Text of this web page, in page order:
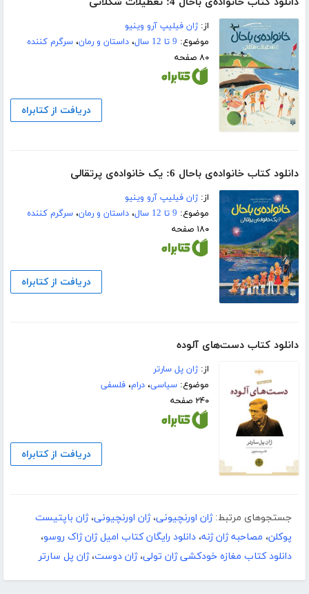
از:ژان فیلیپ آرو وینیو
موضوع: 9 تا 12 سال ،داستان و رمان،سرگرم کننده
۸۰ صفحه
دریافت از کتابراه
دانلود کتاب خانواده‌ی باحال 6: یک خانواده‌ی پرتقالی
از:ژان فیلیپ آرو وینیو
موضوع: 9 تا 12 سال ،داستان و رمان،سرگرم کننده
۱۸۰ صفحه
دریافت از کتابراه
دانلود کتاب دست‌های آلوده
از:ژان پل سارتر
موضوع:سیاسی،درام،فلسفی
۲۴۰ صفحه
دریافت از کتابراه
جستجوهای مرتبط: ژان اورنچیونی،ژان اورنچیونی،ژان باپتیست
پوکلن، مصاحبه ژان ژنه، دانلود رایگان کتاب امیل ژان ژاک روسو،
دانلود کتاب مغازه خودکشی ژان تولی،ژان دوست،ژان پل سارتر